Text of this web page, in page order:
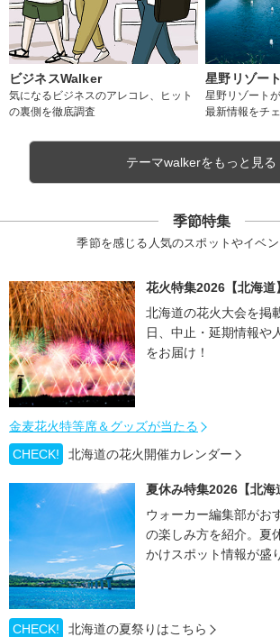
ビジネスWalker
気になるビジネスのアレコレ、ヒット
の裏側を徹底調査
星野リゾー
星野リゾート
最新情報をチ
テーマwalkerをもっと見る
季節特集
季節を感じる人気のスポットやイベ
花火特集2026【北海道】
北海道の花火大会を掲
日、中止・延期情報や
をお届け！
金麦花火特等席＆グッズが当たる
CHECK!
北海道の花火開催カレンダー
夏休み特集2026【北海
ウォーカー編集部がお
の楽しみ方を紹介。夏
かけスポット情報が盛
CHECK! 北海道の夏祭りはこちら